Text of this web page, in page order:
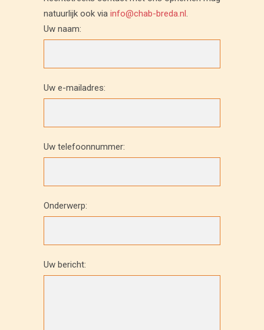
natuurlijk ook via info@chab-breda.nl.
Uw naam:
Uw e-mailadres:
Uw telefoonnummer:
Onderwerp:
Uw bericht: